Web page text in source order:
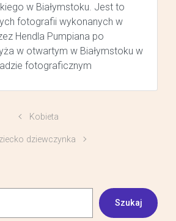
w Białymstoku. Jest to
fotografii wykonanych w
Hendla Pumpiana po
w otwartym w Białymstoku w
fotograficznym
Kobieta
dziewczynka
Szukaj